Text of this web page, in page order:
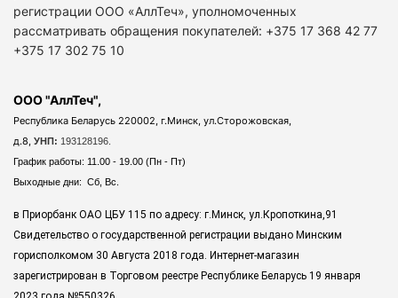
регистрации ООО «АллТеч», уполномоченных
рассматривать обращения покупателей: +375 17 368 42 77
+375 17 302 75 10
ООО "АллТеч",
Республика Беларусь 220002, г.Минск, ул.Сторожовская,
д.8, УНП: 193128196.
График работы: 11.00 - 19.00 (Пн - Пт)
Выходные дни: Сб, Вс.
в Приорбанк ОАО ЦБУ 115 по адресу: г.Минск, ул.Кропоткина,91
Свидетельство о государственной регистрации выдано Минским
горисполкомом 30 Августа 2018 года. Интернет-магазин
зарегистрирован в Торговом реестре Республике Беларусь 19 января